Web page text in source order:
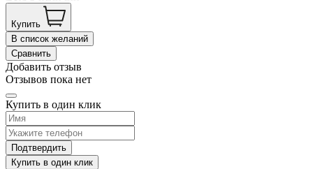
Купить
В список желаний
Сравнить
Добавить отзыв
Отзывов пока нет
Купить в один клик
Подтвердить
Купить в один клик